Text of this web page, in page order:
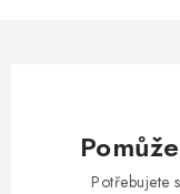
Potřebujete